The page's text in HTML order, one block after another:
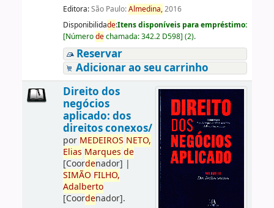
Editora:São Paulo:Almedina,2016
Disponibilidade:Itens disponíveis para empréstimo:
[Númerodechamada:342.2 D598] (2).
Reservar
Adicionar ao seu carrinho
Direito dos
negócios
aplicado: dos
direitos conexos/
por MEDEIROS NETO,
Elias Marques de
[Coordenador] |
SIMÃO FILHO,
Adalberto
[Coordenador].